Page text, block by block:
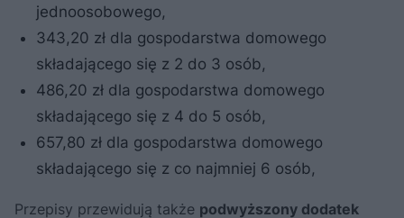
jednoosobowego,
343,20 zł dla gospodarstwa domowego
składającego się z 2 do 3 osób,
486,20 zł dla gospodarstwa domowego
składającego się z 4 do 5 osób,
657,80 zł dla gospodarstwa domowego
składającego się z co najmniej 6 osób,
Przepisy przewidują także podwyższony dodatek